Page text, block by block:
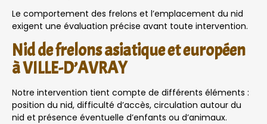
Le comportement des frelons et l’emplacement du nid
exigent une évaluation précise avant toute intervention.
Nid de frelons asiatique et européen
à VILLE-D’AVRAY
Notre intervention tient compte de différents éléments :
position du nid, difficulté d’accès, circulation autour du
nid et présence éventuelle d’enfants ou d’animaux.